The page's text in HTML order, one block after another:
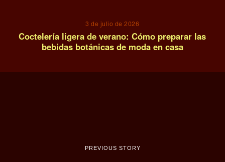
3 de julio de 2026
Coctelería ligera de verano: Cómo preparar las
bebidas botánicas de moda en casa
PREVIOUS STORY